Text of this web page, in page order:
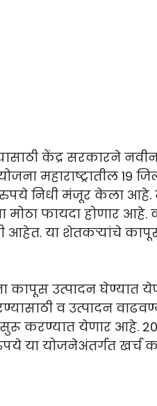
केंद्र सरकारने
महाराष्ट्रातील 19
निधी मंजूर केला आहे.
मोठा फायदा होणार
या शेतकऱ्यांचे कापूस
कापूस उत्पादन घेण्यात
व उत्पादन
करण्यात येणार आहे.
या योजनेअंतर्गत खर्च